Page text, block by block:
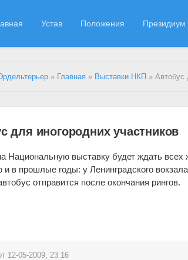
Устав Положения Президиум
» Главная » Выставки НКП » Автобус
для иногородних участников
Национальную выставку будет ждать
и в прошлые годы: у Ленинградского
отправится после окончания рингов.
12-05-2009, 23:16